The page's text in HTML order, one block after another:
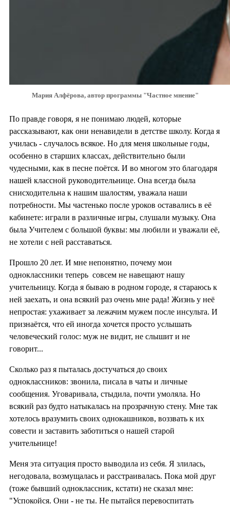
Мария Алфёрова, автор программы "Частное мнение"
По правде говоря, я не понимаю людей, которые
рассказывают, как они ненавидели в детстве школу. Когда я
училась - случалось всякое. Но для меня школьные годы,
особенно в старших классах, действительно были
чудесными, как в песне поётся. И во многом это благодаря
нашей классной руководительнице. Она всегда была
снисходительна к нашим шалостям, уважала наши
потребности. Мы частенько после уроков оставались в её
кабинете: играли в различные игры, слушали музыку. Она
была Учителем с большой буквы: мы любили и уважали её,
не хотели с ней расставаться.
Прошло 20 лет. И мне непонятно, почему мои
одноклассники теперь совсем не навещают нашу
учительницу. Когда я бываю в родном городе, я стараюсь к
ней заехать, и она всякий раз очень мне рада! Жизнь у неё
непростая: ухаживает за лежачим мужем после инсульта. И
признаётся, что ей иногда хочется просто услышать
человеческий голос: муж не видит, не слышит и не
говорит...
Сколько раз я пыталась достучаться до своих
одноклассников: звонила, писала в чаты и личные
сообщения. Уговаривала, стыдила, почти умоляла. Но
всякий раз будто натыкалась на прозрачную стену. Мне так
хотелось вразумить своих однокашников, воззвать к их
совести и заставить заботиться о нашей старой
учительнице!
Меня эта ситуация просто выводила из себя. Я злилась,
негодовала, возмущалась и расстраивалась. Пока мой друг
(тоже бывший одноклассник, кстати) не сказал мне:
"Успокойся. Они - не ты. Не пытайся перевоспитать